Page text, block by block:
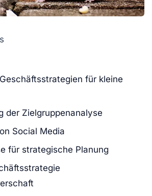
für kleine
der Zielgruppenanalyse
Social Media
für strategische Planung